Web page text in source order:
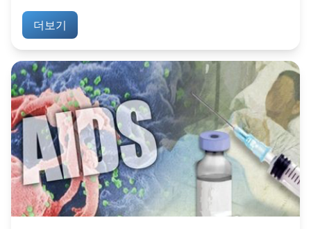
더보기